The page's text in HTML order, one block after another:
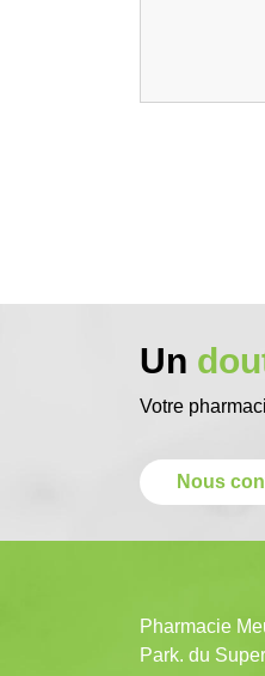
Un
Votre
Nous
Pharmacie
Park. du